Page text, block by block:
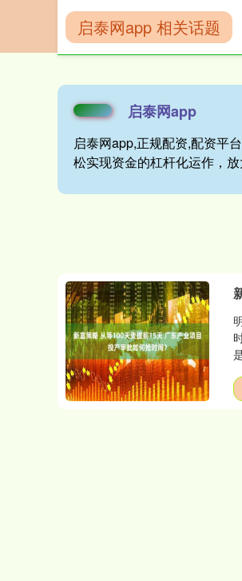
启泰网app
启泰网app,正规配资,配资平
松实现资金的杠杆化运作，放
启泰网app 相关话题